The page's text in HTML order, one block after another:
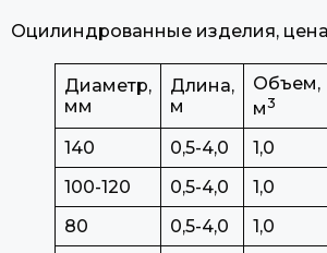
Оцилиндрованные изделия,
Диаметр,
мм
Длина,
м
Объем,
м3
140
0,5-4,0 1,0
100-120
0,5-4,0 1,0
80
0,5-4,0 1,0